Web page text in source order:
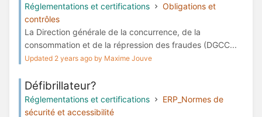
Réglementations et certifications
Obligations et
contrôles
La Direction générale de la concurrence, de la
consommation et de la répression des fraudes (DGCC...
Updated 2 years ago by Maxime Jouve
Défibrillateur?
Réglementations et certifications
ERP_Normes de
sécurité et accessibilité